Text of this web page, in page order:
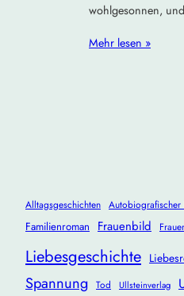
wohlgesonnen,
Mehr lesen »
Alltagsgeschichten Autobiografischer
Familienroman Frauenbild
Liebesgeschichte
Spannung Tod Ullsteinverlag